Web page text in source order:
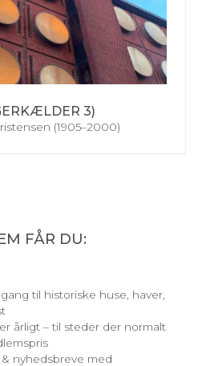
3)
(1905–2000)
FÅR DU:
til historiske huse, haver,
årligt – til steder der normalt
nyhedsbreve med